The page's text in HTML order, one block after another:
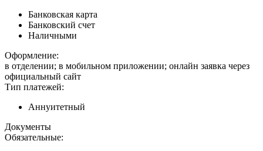
Банковская карта
Банковский счет
Наличными
Оформление:
в отделении; в мобильном приложении; онлайн заявка через
официальный сайт
Тип платежей:
Аннуитетный
Документы
Обязательные: